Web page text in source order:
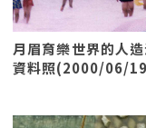
月眉育樂世界的人
資料照(2000/06/